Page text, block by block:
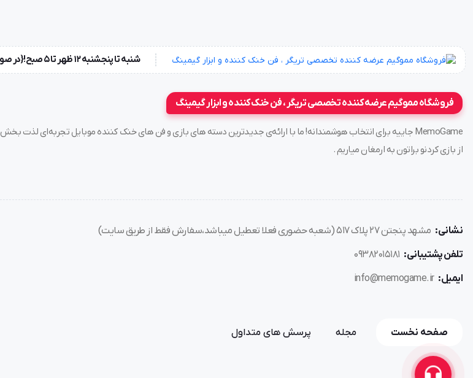
شنبه تا پنجشنبه ۱۲ ظهر تا 5 صبح!{در صورت پاسخگو نبودن پیامک بزارید} جمعه ها تعطیل !
فروشگاه مموگیم عرضه کننده تخصصی تریگر ، فن خنک کننده و ابزار گیمینگ
MemoGame جاییه برای انتخاب هوشمندانه! ما با ارائه‌ی جدیدترین دسته های بازی و فن های خنک کننده موبایل تجربه‌ای لذت بخش
از بازی کردنو براتون به ارمغان میاریم .
نشانی: مشهد پنجتن ۲۷ پلاک ۵۱۷ (شعبه حضوری فعلا تعطیل میباشد،سفارش فقط از طریق سایت)
تلفن پشتیبانی: ۰۹۳۸۲۰۱۵۱۸۱
ایمیل: info@memogame.ir
صفحه نخست مجله پرسش های متداول